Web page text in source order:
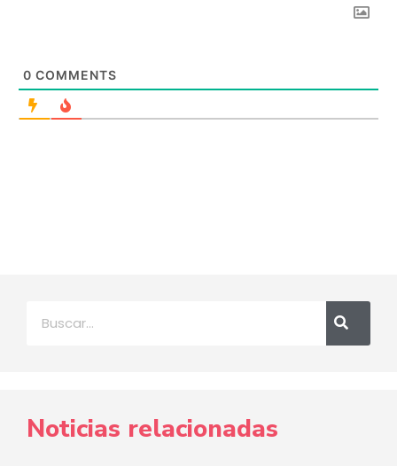
0 COMMENTS
Noticias relacionadas